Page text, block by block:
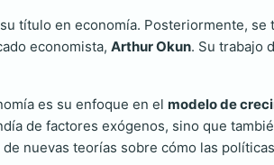
título en economía. Posteriormente, se
economista, Arthur Okun. Su trabajo
es su enfoque en el modelo de
de factores exógenos, sino que
nuevas teorías sobre cómo las